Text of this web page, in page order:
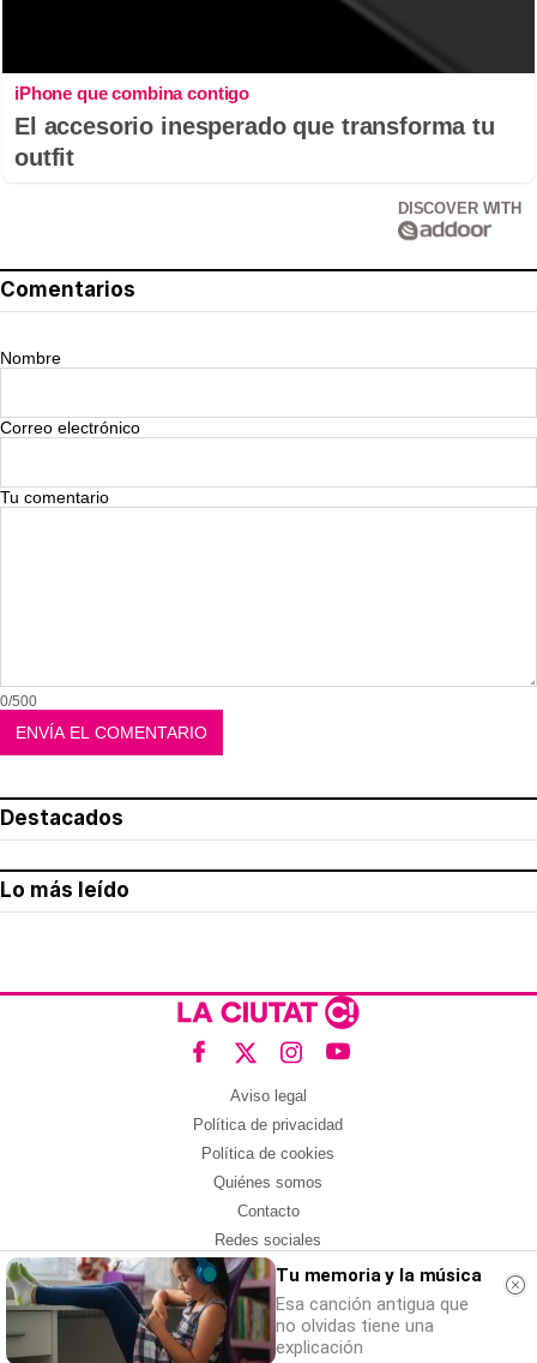
iPhone que combina contigo
El accesorio inesperado que transforma tu
outfit
DISCOVER WITH
Comentarios
Nombre
Correo electrónico
Tu comentario
0/500
Destacados
Lo más leído
Aviso legal
Política de privacidad
Política de cookies
Quiénes somos
Contacto
Redes sociales
Con la colaboración de:Tu memoria y la música
Esa canción antigua que
no olvidas tiene una
explicación